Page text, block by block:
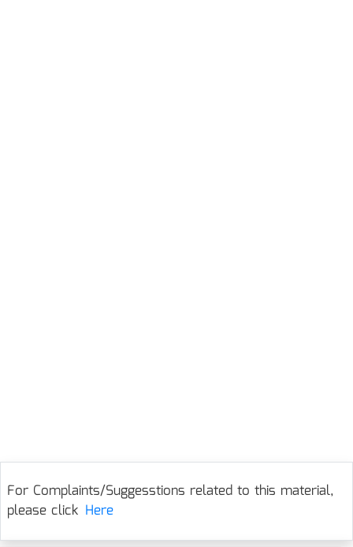
For Complaints/Suggesstions related to this material,
please click Here